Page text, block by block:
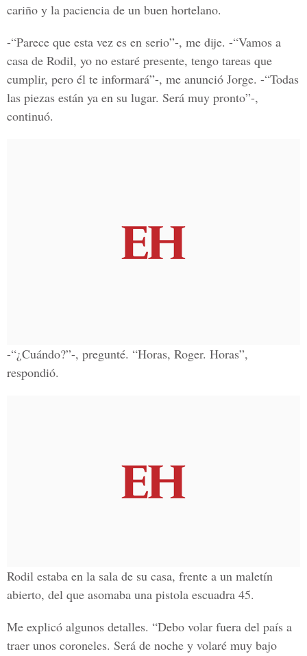
cariño y la paciencia de un buen hortelano.
-“Parece que esta vez es en serio”-, me dije. -“Vamos a
casa de Rodil, yo no estaré presente, tengo tareas que
cumplir, pero él te informará”-, me anunció Jorge. -“Todas
las piezas están ya en su lugar. Será muy pronto”-,
continuó.
-“¿Cuándo?”-, pregunté. “Horas, Roger. Horas”,
respondió.
Rodil estaba en la sala de su casa, frente a un maletín
abierto, del que asomaba una pistola escuadra 45.
Me explicó algunos detalles. “Debo volar fuera del país a
traer unos coroneles. Será de noche y volaré muy bajo